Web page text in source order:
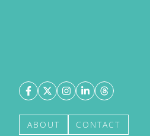
ABOUT CONTACT